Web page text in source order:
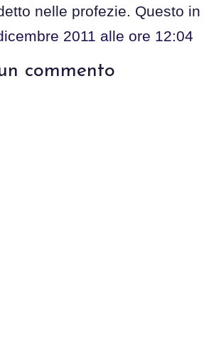
nelle profezie. Questo
2011 alle ore 12:04
commento